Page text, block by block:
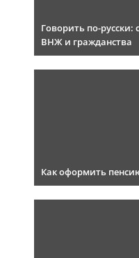
Говорить по-русски:
ВНЖ и гражданства
Как оформить